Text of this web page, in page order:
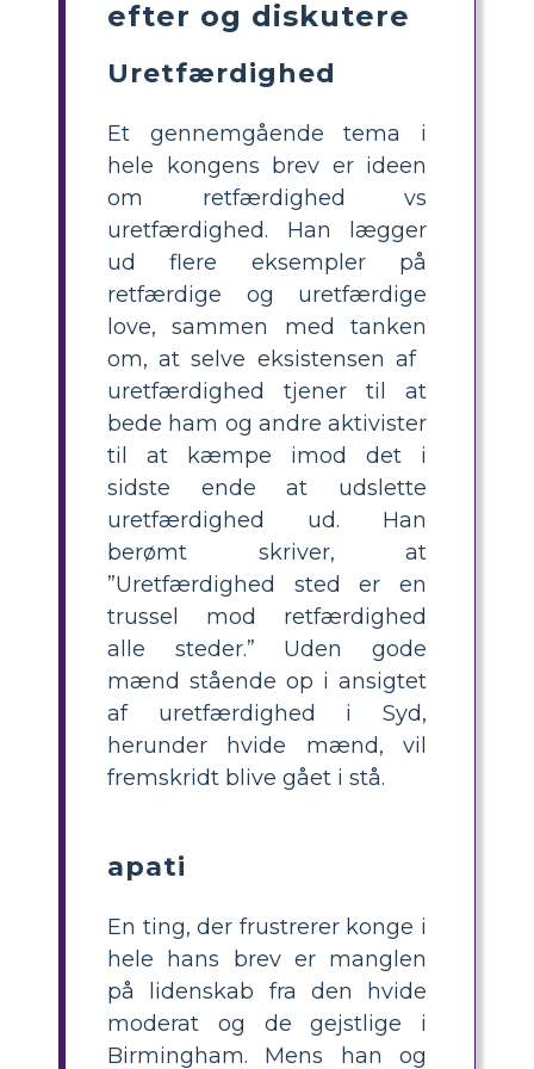
efter og diskutere
Uretfærdighed
Et gennemgående tema i
hele kongens brev er ideen
om retfærdighed vs
uretfærdighed. Han lægger
ud flere eksempler på
retfærdige og uretfærdige
love, sammen med tanken
om, at selve eksistensen af ​​
uretfærdighed tjener til at
bede ham og andre aktivister
til at kæmpe imod det i
sidste ende at udslette
uretfærdighed ud. Han
berømt skriver, at
”Uretfærdighed sted er en
trussel mod retfærdighed
alle steder.” Uden gode
mænd stående op i ansigtet
af uretfærdighed i Syd,
herunder hvide mænd, vil
fremskridt blive gået i stå.
apati
En ting, der frustrerer konge i
hele hans brev er manglen
på lidenskab fra den hvide
moderat og de gejstlige i
Birmingham. Mens han og